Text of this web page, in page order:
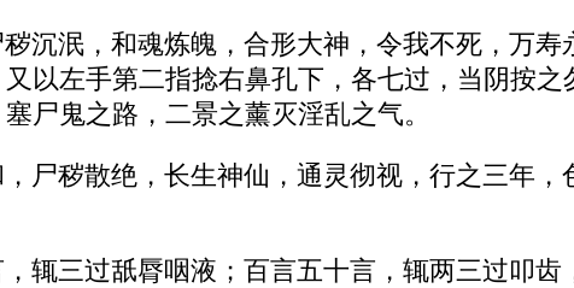
沉泯，和魂炼魄，合形大神，令我不死，万寿
以左手第二指捻右鼻孔下，各七过，当阴按
尸鬼之路，二景之薰灭淫乱之气。
尸秽散绝，长生神仙，通灵彻视，行之三年
辄三过舐脣咽液；百言五十言，辄两三过叩